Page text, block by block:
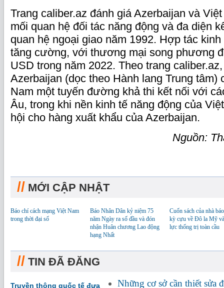
Trang caliber.az đánh giá Azerbaijan và
mối quan hệ đối tác năng động và đa diện
quan hệ ngoại giao năm 1992. Hợp tác
tăng cường, với thương mại song phương
USD trong năm 2022. Theo trang
Azerbaijan (dọc theo Hành lang Trung tâm)
Nam một tuyến đường khả thi kết nối với
Âu, trong khi nền kinh tế năng động của
hội cho hàng xuất khẩu của Azerbaijan.
Nguồn:
// MỚI CẬP NHẬT
Báo chí cách mạng Việt Nam
trong thời đại số
Báo Nhân Dân kỷ niệm 75
năm Ngày ra số đầu và đón
nhận Huân chương Lao động
hạng Nhất
Cuốn sách của nhà
kỳ cựu về Đô la Mỹ
lực thống trị toàn cầu
// TIN ĐÃ ĐĂNG
Truyền thông quốc tế đưa Những cơ sở cần thiết sửa